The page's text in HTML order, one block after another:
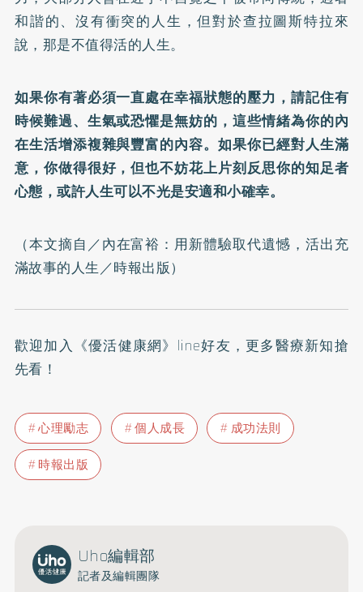
和諧的、沒有衝突的人生，但對於查拉圖斯特拉來
說，那是不值得活的人生。
如果你有著必須一直處在幸福狀態的壓力，請記住有
時候難過、生氣或恐懼是無妨的，這些情緒為你的內
在生活增添複雜與豐富的內容。如果你已經對人生滿
意，你做得很好，但也不妨花上片刻反思你的知足者
心態，或許人生可以不光是安適和小確幸。
（本文摘自／內在富裕：用新體驗取代遺憾，活出充
滿故事的人生／時報出版）
歡迎加入 《優活健康網》line好友 ，更多醫療新知搶
先看！
心理勵志 個人成長
成功法則
時報出版
Uho編輯部
記者及編輯團隊